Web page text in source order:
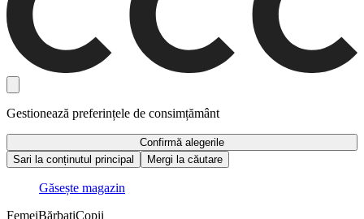
Gestionează preferințele de consimțământ
Confirmă alegerile
Sari la conținutul principal
Mergi la căutare
Găsește magazin
FemeiBărbațiCopii